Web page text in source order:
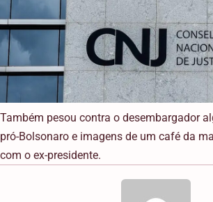
Também pesou contra o desembargador
pró-Bolsonaro e imagens de um café da
com o ex-presidente.